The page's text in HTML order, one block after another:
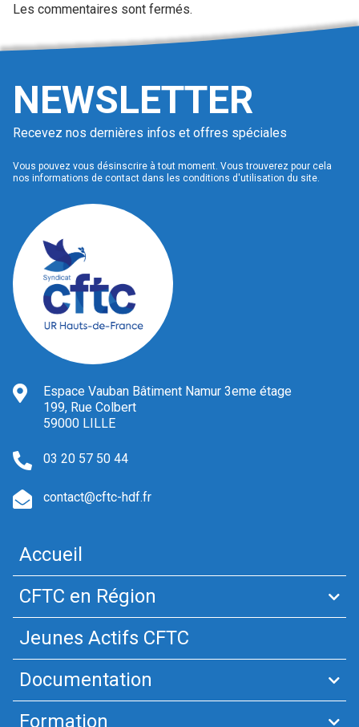
Les commentaires sont fermés.
NEWSLETTER
Recevez nos dernières infos et offres spéciales
Vous pouvez vous désinscrire à tout moment. Vous trouverez pour cela
nos informations de contact dans les conditions d'utilisation du site.
Espace Vauban Bâtiment Namur 3eme étage
199, Rue Colbert
59000 LILLE
03 20 57 50 44
contact@cftc-hdf.fr
Accueil
CFTC en Région
Jeunes Actifs CFTC
Documentation
Formation